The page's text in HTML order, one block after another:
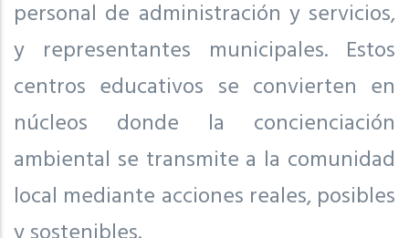
personal de administración y servicios,
y representantes municipales. Estos
centros educativos se convierten en
núcleos donde la concienciación
ambiental se transmite a la comunidad
local mediante acciones reales, posibles